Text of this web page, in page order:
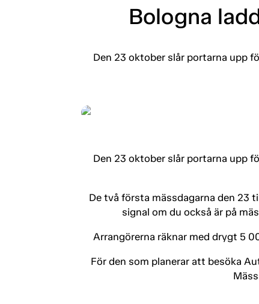
Bologna
Den 23 oktober slår portarna upp
Den 23 oktober slår portarna upp
De två första mässdagarna den 23
signal om du också är på
Arrangörerna räknar med drygt 5
För den som planerar att besöka